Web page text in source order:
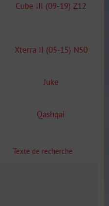
Cube III (09-19) Z12
Xterra II (05-15) N50
Juke
Qashqai
Texte de recherche